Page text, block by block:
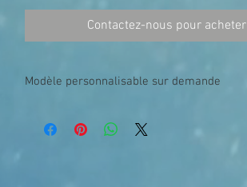
Contactez-nous pour acheter
Modèle personnalisable sur demande